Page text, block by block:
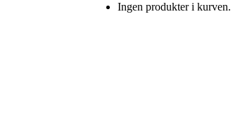
Ingen produkter i kurven.